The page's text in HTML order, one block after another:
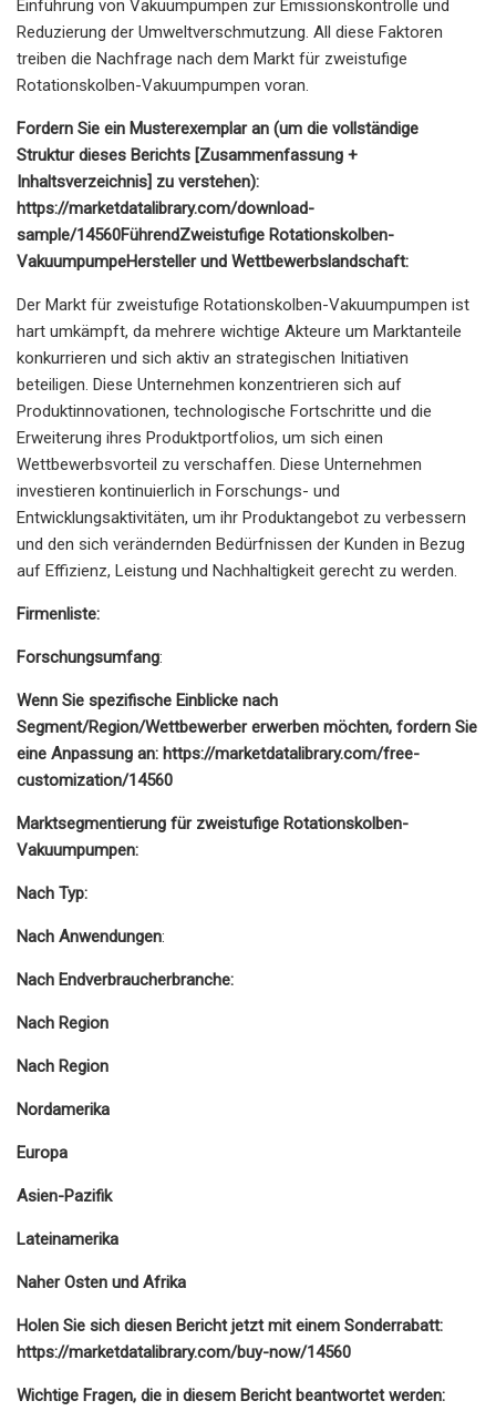
Einführung von Vakuumpumpen zur Emissionskontrolle und
Reduzierung der Umweltverschmutzung. All diese Faktoren
treiben die Nachfrage nach dem Markt für zweistufige
Rotationskolben-Vakuumpumpen voran.
Fordern Sie ein Musterexemplar an (um die vollständige
Struktur dieses Berichts [Zusammenfassung +
Inhaltsverzeichnis] ​​zu verstehen):
https://marketdatalibrary.com/download-
sample/14560FührendZweistufige Rotationskolben-
VakuumpumpeHersteller und Wettbewerbslandschaft:
Der Markt für zweistufige Rotationskolben-Vakuumpumpen ist
hart umkämpft, da mehrere wichtige Akteure um Marktanteile
konkurrieren und sich aktiv an strategischen Initiativen
beteiligen. Diese Unternehmen konzentrieren sich auf
Produktinnovationen, technologische Fortschritte und die
Erweiterung ihres Produktportfolios, um sich einen
Wettbewerbsvorteil zu verschaffen. Diese Unternehmen
investieren kontinuierlich in Forschungs- und
Entwicklungsaktivitäten, um ihr Produktangebot zu verbessern
und den sich verändernden Bedürfnissen der Kunden in Bezug
auf Effizienz, Leistung und Nachhaltigkeit gerecht zu werden.
Firmenliste:
Forschungsumfang:
Wenn Sie spezifische Einblicke nach
Segment/Region/Wettbewerber erwerben möchten, fordern Sie
eine Anpassung an: https://marketdatalibrary.com/free-
customization/14560
Marktsegmentierung für zweistufige Rotationskolben-
Vakuumpumpen:
Nach Typ:
Nach Anwendungen:
Nach Endverbraucherbranche:
Nach Region
Nach Region
Nordamerika
Europa
Asien-Pazifik
Lateinamerika
Naher Osten und Afrika
Holen Sie sich diesen Bericht jetzt mit einem Sonderrabatt:
https://marketdatalibrary.com/buy-now/14560
Wichtige Fragen, die in diesem Bericht beantwortet werden: